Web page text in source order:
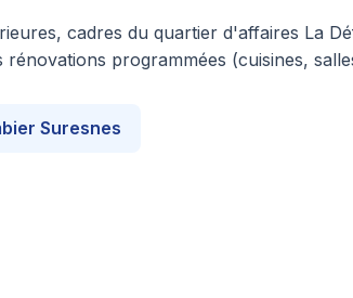
cadres du quartier d'affaires La
rénovations programmées (cuisines,
Suresnes